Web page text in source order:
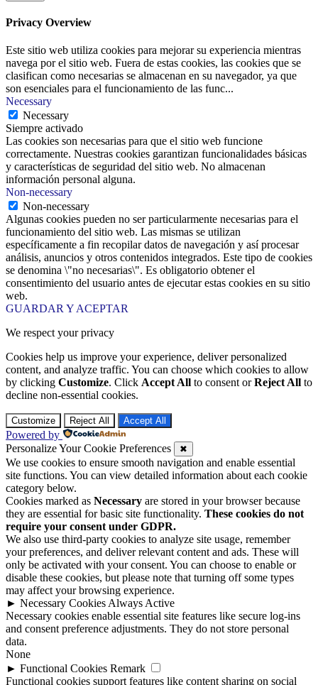
Privacy Overview
Este sitio web utiliza cookies para mejorar su experiencia mientras
navega por el sitio web. Fuera de estas cookies, las cookies que se
clasifican como necesarias se almacenan en su navegador, ya que
son esenciales para el funcionamiento de las func...
Necessary
Necessary
Siempre activado
Las cookies son necesarias para que el sitio web funcione
correctamente. Nuestras cookies garantizan funcionalidades básicas
y características de seguridad del sitio web. No almacenan
información personal alguna.
Non-necessary
Non-necessary
Algunas cookies pueden no ser particularmente necesarias para el
funcionamiento del sitio web. Las mismas se utilizan
específicamente a fin recopilar datos de navegación y así procesar
análisis, anuncios y otros contenidos integrados. Este tipo de cookies
se denomina \"no necesarias\". Es obligatorio obtener el
consentimiento del usuario antes de ejecutar estas cookies en su sitio
web.
GUARDAR Y ACEPTAR
We respect your privacy
Cookies help us improve your experience, deliver personalized
content, and analyze traffic. You can choose which cookies to allow
by clicking Customize. Click Accept All to consent orReject All to
decline non-essential cookies.
Customize Reject All Accept All
Powered by
Personalize Your Cookie Preferences
✖
We use cookies to ensure smooth navigation and enable essential
site functions. You can view detailed information about each cookie
category below.
Cookies marked as Necessary are stored in your browser because
they are essential for basic site functionality. These cookies do not
require your consent under GDPR.
We also use third-party cookies to analyze site usage, remember
your preferences, and deliver relevant content and ads. These will
only be activated with your consent. You can choose to enable or
disable these cookies, but please note that turning off some types
may affect your browsing experience.
► Necessary Cookies Always Active
Necessary cookies enable essential site features like secure log-ins
and consent preference adjustments. They do not store personal
data.
None
► Functional Cookies Remark
Functional cookies support features like content sharing on social